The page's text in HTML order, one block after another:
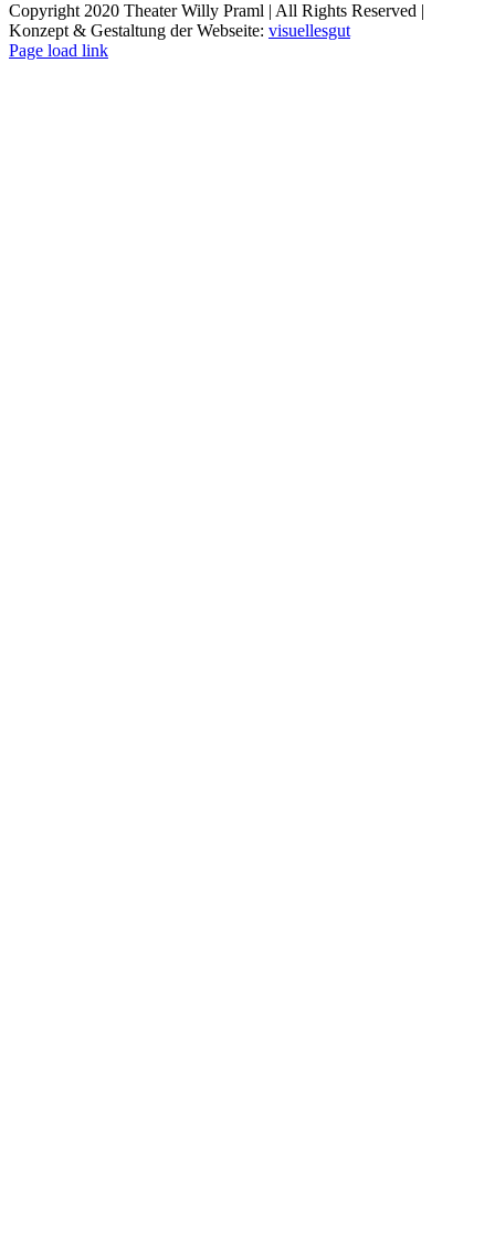
Copyright 2020 Theater Willy Praml | All Rights Reserved |
Konzept & Gestaltung der Webseite: visuellesgut
Page load link